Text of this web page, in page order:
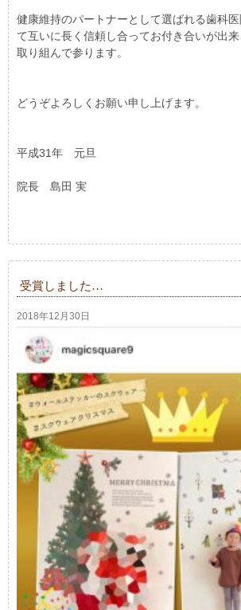
健康維持のパートナーとして選ばれる歯科
て互いに長く信頼し合ってお付き合いが出
取り組んで参ります。
どうぞよろしくお願い申し上げます。
平成31年 元旦
院長 島田 実
受賞しました…
2018年12月30日